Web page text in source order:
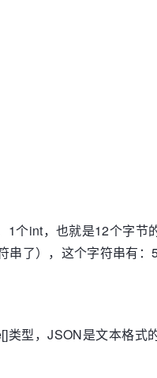
个int，也就是12个字节
了），这个字符串有：
类型，JSON是文本格